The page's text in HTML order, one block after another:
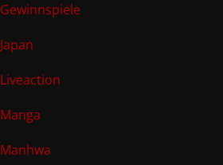
Gewinnspiele
Japan
Liveaction
Manga
Manhwa